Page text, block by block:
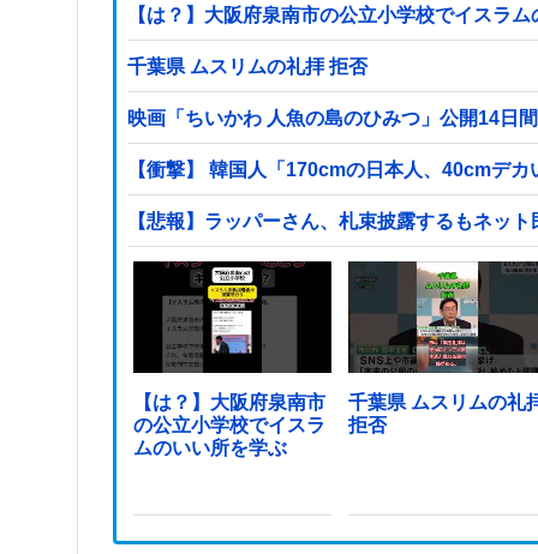
【は？】大阪府泉南市の公立小学校でイスラ
千葉県 ムスリムの礼拝 拒否
映画「ちいかわ 人魚の島のひみつ」公開14日
【衝撃】 韓国人「170cmの日本人、40cmデ
【悲報】ラッパーさん、札束披露するもネッ
【は？】大阪府泉南市
の公立小学校でイスラ
ムのいい所を学ぶ
千葉県 ムスリムの礼
拒否